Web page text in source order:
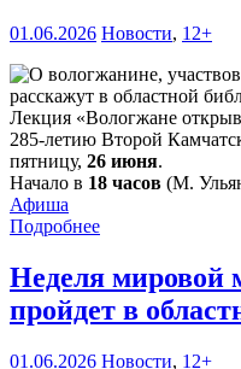
01.06.2026 Новости, 12+
Лекция «Вологжане
285-летию Второй
пятницу, 26 июня.
Начало в 18 часов (М.
Афиша
Подробнее
Неделя мировой
пройдет в
01.06.2026 Новости, 12+